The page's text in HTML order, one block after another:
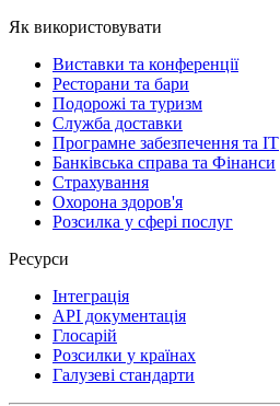
Як використовувати
Виставки та конференції
Ресторани та бари
Подорожі та туризм
Служба доставки
Програмне забезпечення та IT
Банківська справа та Фінанси
Страхування
Охорона здоров'я
Розсилка у сфері послуг
Ресурси
Інтеграція
API документація
Глосарій
Розсилки у країнах
Галузеві стандарти